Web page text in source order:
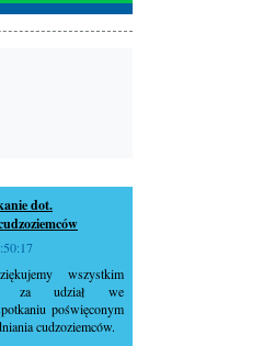
dot.
wszystkim
za udział we
poświęconym
cudzoziemców.